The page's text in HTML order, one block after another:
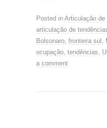
Posted in Articulação de
articulação de
Bolsonaro fronteira sul
ocupação tendências
a comment